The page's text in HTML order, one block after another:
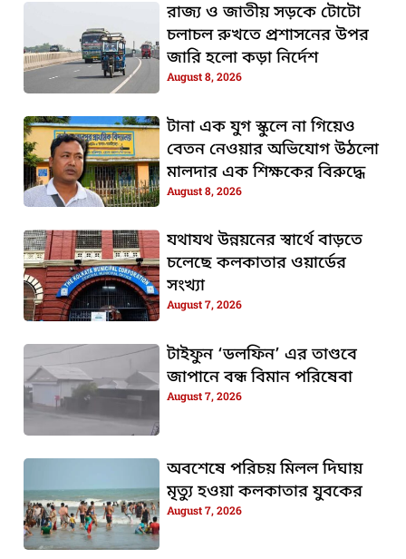
রাজ্য ও জাতীয় সড়কে টোটো
চলাচল রুখতে প্রশাসনের উপর
জারি হলো কড়া নির্দেশ
August 8, 2026
টানা এক যুগ স্কুলে না গিয়েও
বেতন নেওয়ার অভিযোগ উঠলো
মালদার এক শিক্ষকের বিরুদ্ধে
August 8, 2026
যথাযথ উন্নয়নের স্বার্থে বাড়তে
চলেছে কলকাতার ওয়ার্ডের
সংখ্যা
August 7, 2026
টাইফুন ‘ডলফিন’ এর তাণ্ডবে
জাপানে বন্ধ বিমান পরিষেবা
August 7, 2026
অবশেষে পরিচয় মিলল দিঘায়
মৃত্যু হওয়া কলকাতার যুবকের
August 7, 2026